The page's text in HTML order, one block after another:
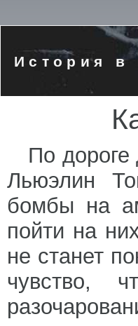
История в
По
Льюэлин
бомбы на
пойти на
не станет
чувство,